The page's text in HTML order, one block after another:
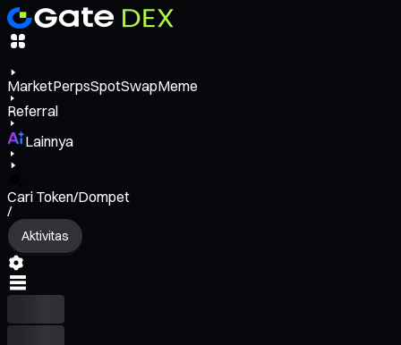
MarketPerpsSpotSwapMeme
Referral
Lainnya
Cari Token/Dompet
/
Aktivitas